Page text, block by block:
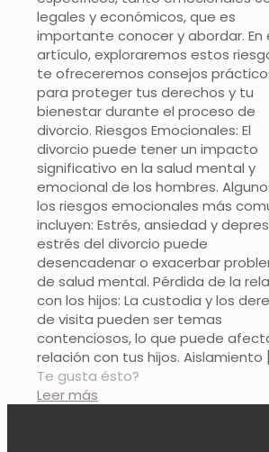
legales y económicos, que es
importante conocer y abordar. En
artículo, exploraremos estos
te ofreceremos consejos
para proteger tus derechos y tu
bienestar durante el proceso de
divorcio. Riesgos Emocionales: El
divorcio puede tener un impacto
significativo en la salud mental y
emocional de los hombres.
los riesgos emocionales más
incluyen: Estrés, ansiedad y
estrés del divorcio puede
desencadenar o exacerbar
de salud mental. Pérdida de la
con los hijos: La custodia y los
de visita pueden ser temas
contenciosos, lo que puede
relación con tus hijos. Aislamiento
Te gusta ésto?
Leer más